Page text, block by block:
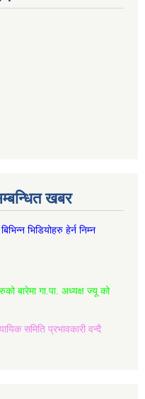
खबर
भिडियोहरु हेर्न निम्‍न
बारेमा गा.पा. अध्यक्ष ज्यू को
समिति प्रभावकारी वन्दै